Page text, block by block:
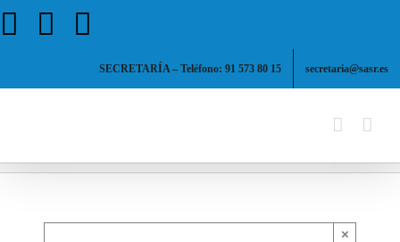
Facebook
X
SECRETARÍA – Teléfono: 91 573 80 15 secretaria@sasr.es
×